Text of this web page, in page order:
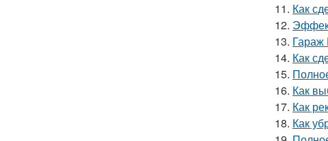
11. Как
12.
13. Гараж
14. Как
15.
16. Как
17. Как
18. Как